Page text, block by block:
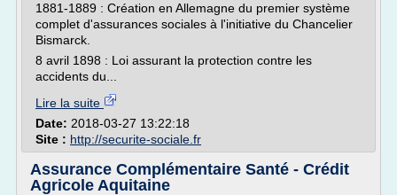
1881-1889 : Création en Allemagne du premier système
complet d'assurances sociales à l'initiative du Chancelier
Bismarck.
8 avril 1898 : Loi assurant la protection contre les
accidents du...
Lire la suite
Date: 2018-03-27 13:22:18
Site : http://securite-sociale.fr
Assurance Complémentaire Santé - Crédit
Agricole Aquitaine